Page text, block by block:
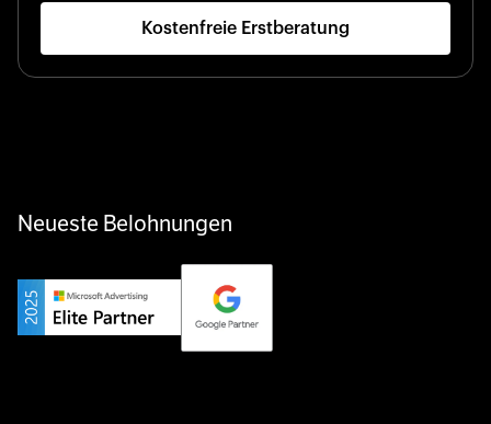
Startup 10M+
Klarx revolutioniert die Bauindustrie, indem Ausrüstung
Privater Champion
Yourfirm ist das Karriereportal für Deutschlands Hidden
Champions – es verbindet Top-Talente mit den besten
Kostenfreie Erstberatung
Neueste Belohnungen